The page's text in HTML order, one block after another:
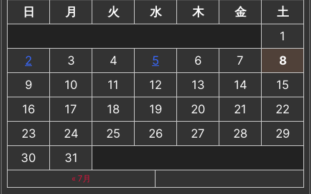
日
月 火 水 木 金
土
1
2
3 4 5 6 7
8
9
10 11 12 13 14
15
16
17 18 19 20 21
22
23
24 25 26 27 28
29
30
31
« 7月